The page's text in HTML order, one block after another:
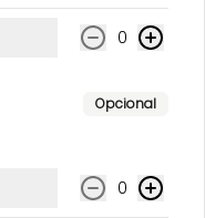
0
Opcional
0